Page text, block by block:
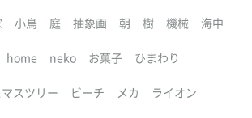
小鳥 庭 抽象画 朝 樹 機械 海中
home neko お菓子 ひまわり
スツリー ビーチ メカ ライオン